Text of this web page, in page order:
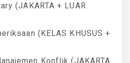
(JAKARTA + LUAR
(KELAS KHUSUS +
Konflik (JAKARTA